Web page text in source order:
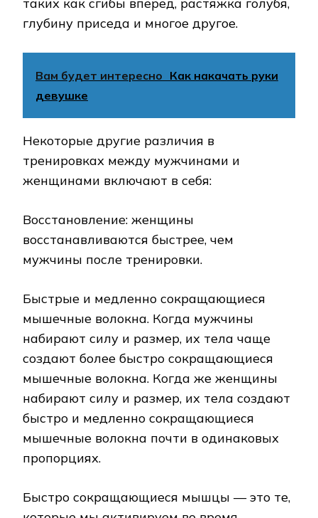
глубину приседа и многое другое.
Вам будет интересно Как накачать руки
девушке
Некоторые другие различия в
тренировках между мужчинами и
женщинами включают в себя:
Восстановление: женщины
восстанавливаются быстрее, чем
мужчины после тренировки.
Быстрые и медленно сокращающиеся
мышечные волокна. Когда мужчины
набирают силу и размер, их тела чаще
создают более быстро сокращающиеся
мышечные волокна. Когда же женщины
набирают силу и размер, их тела создают
быстро и медленно сокращающиеся
мышечные волокна почти в одинаковых
пропорциях.
Быстро сокращающиеся мышцы — это те,